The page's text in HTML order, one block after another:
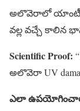
అలొవెరాలో
వల్ల వచ్చే కాలిన
Scientific Proof:
అలొవెరా UV
ఎలా